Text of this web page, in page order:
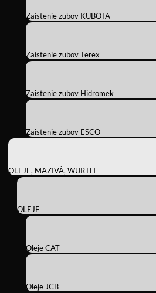
Zaistenie zubov KUBOTA
Zaistenie zubov Terex
Zaistenie zubov Hidromek
Zaistenie zubov ESCO
OLEJE, MAZIVÁ, WURTH
OLEJE
Oleje CAT
Oleje JCB